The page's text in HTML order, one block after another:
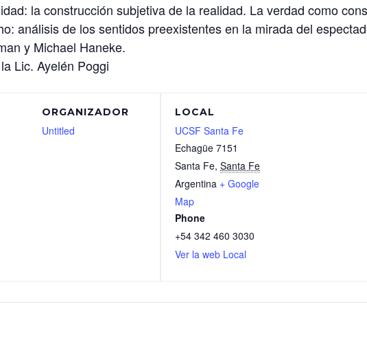
la construcción subjetiva de la realidad. La verdad como
análisis de los sentidos preexistentes en la mirada del
y Michael Haneke.
Lic. Ayelén Poggi
ORGANIZADOR
Untitled
LOCAL
UCSF Santa Fe
Echagüe 7151
Santa Fe, Santa Fe
Argentina + Google
Map
Phone
+54 342 460 3030
Ver la web Local